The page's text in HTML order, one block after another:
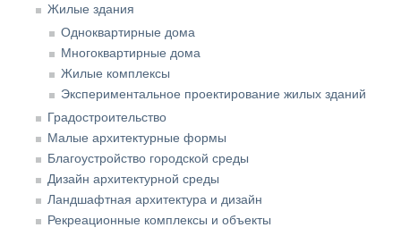
Жилые здания
Одноквартирные дома
Многоквартирные дома
Жилые комплексы
Экспериментальное проектирование жилых зданий
Градостроительство
Малые архитектурные формы
Благоустройство городской среды
Дизайн архитектурной среды
Ландшафтная архитектура и дизайн
Рекреационные комплексы и объекты